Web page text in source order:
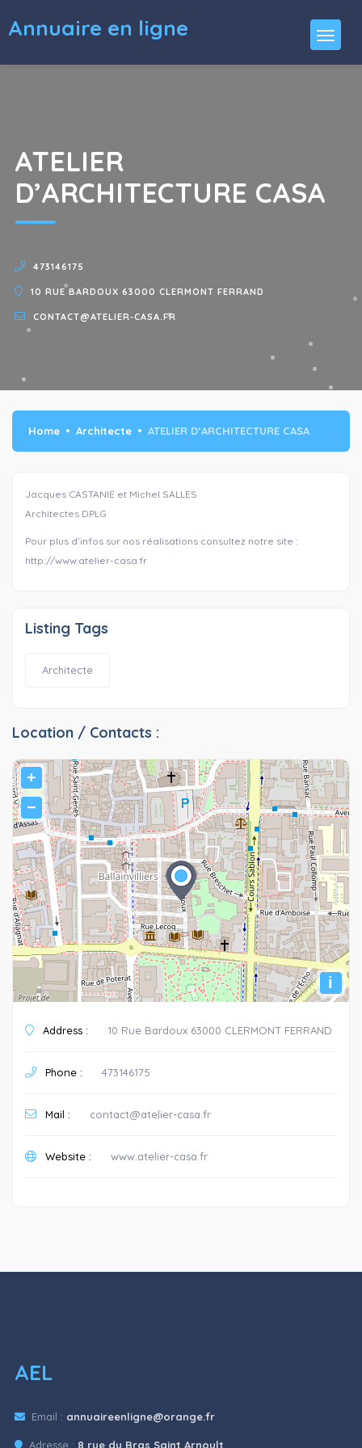
Annuaire en ligne
ATELIER
D’ARCHITECTURE CASA
473146175
10 RUE BARDOUX 63000 CLERMONT FERRAND
CONTACT@ATELIER-CASA.FR
Home Architecte ATELIER D’ARCHITECTURE CASA
Jacques CASTANIE et Michel SALLES
Architectes DPLG
Pour plus d’infos sur nos réalisations consultez notre site :
http://www.atelier-casa.fr
Listing Tags
Architecte
Location / Contacts :
+
−
i
Address : 10 Rue Bardoux 63000 CLERMONT FERRAND
Phone : 473146175
Mail : contact@atelier-casa.fr
Website : www.atelier-casa.fr
AEL
Email : annuaireenligne@orange.fr
Adresse : 8 rue du Bras Saint Arnoult